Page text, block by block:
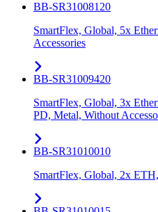
BB-SR31008120
SmartFlex, Global, 5x
Accessories
BB-SR31009420
SmartFlex, Global, 3x
PD, Metal, Without
BB-SR31010010
SmartFlex, Global, 2x